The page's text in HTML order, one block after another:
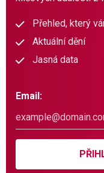
Přehled, který
Aktuální dění
Jasná data
Email: